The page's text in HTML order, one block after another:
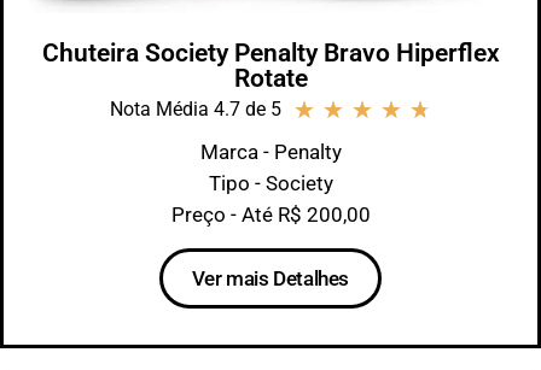
Chuteira Society Penalty Bravo Hiperflex
Rotate
Nota Média 4.7 de 5 ★ ★ ★ ★ ★
Marca - Penalty
Tipo - Society
Preço - Até R$ 200,00
Ver mais Detalhes